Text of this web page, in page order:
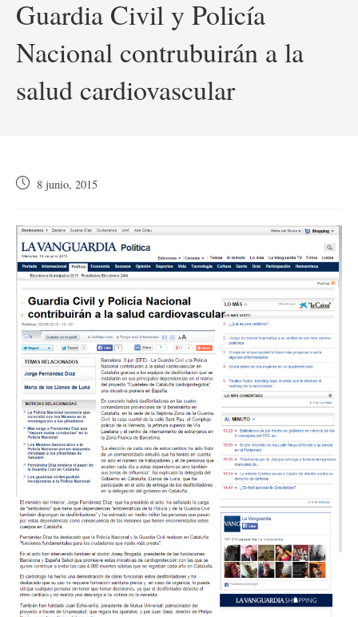
Guardia Civil y Policía
Nacional contrubuirán a la
salud cardiovascular
Publicación
entrada:
8 junio, 2015